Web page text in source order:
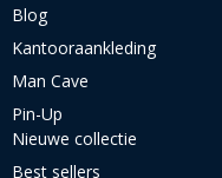
Blog
Kantooraankleding
Man Cave
Pin-Up
Nieuwe collectie
Best sellers